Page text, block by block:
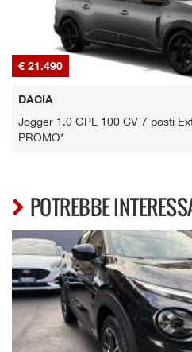
€ 21.490
DACIA
Jogger 1.0 GPL 100 CV 7 posti
PROMO*
POTREBBE